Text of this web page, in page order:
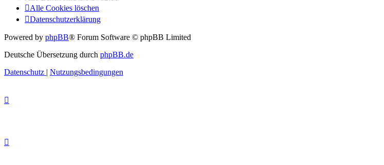
Alle Cookies löschen
Datenschutzerklärung
Powered by phpBB® Forum Software © phpBB Limited
Deutsche Übersetzung durch phpBB.de
Datenschutz | Nutzungsbedingungen